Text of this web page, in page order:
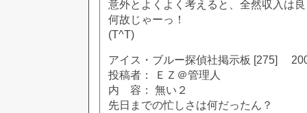
意外とよくよく考えると、全然収入は
何故じゃーっ！
(T^T)
アイス・ブルー探偵社掲示板 [275]
投稿者： ＥＺ＠管理人
内 容： 無い２
先日までの忙しさは何だったん？